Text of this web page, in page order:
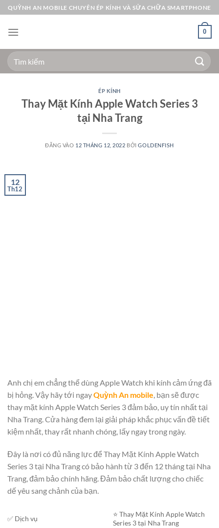
Bỏ
qua
nội
QUỲNH AN MOBILE CHUYÊN ÉP KÍNH VÀ SỬA CHỮA SMARTPHONE
0
Tìm
kiếm:
ÉP KÍNH
Thay Mặt Kính Apple Watch Series 3
tại Nha Trang
ĐĂNG VÀO 12 THÁNG 12, 2022 BỞIGOLDENFISH
12
Th12
Anh chị em chẳng thể dùng Apple Watch khi kính cảm ứng đã
bị hỏng. Vậy hãy tới ngayQuỳnh An mobile , bạn sẽ được
thay mặt kính Apple Watch Series 3 đảm bảo, uy tín nhất tại
Nha Trang. Cửa hàng đem lại giải pháp khắc phục vấn đề tiết
kiệm nhất, thay rất nhanh chóng, lấy ngay trong ngày.
Đây là nơi có đủ năng lực để Thay Mặt Kính Apple Watch
Series 3 tại Nha Trang có bảo hành từ 3 đến 12 tháng tại Nha
Trang, đảm bảo chính hãng. Đảm bảo chất lượng cho chiếc
dế yêu sang chảnh của bạn.
✅ Dịch vụ
⭐️ Thay Mặt Kính Apple Watch
Series 3 tại Nha Trang